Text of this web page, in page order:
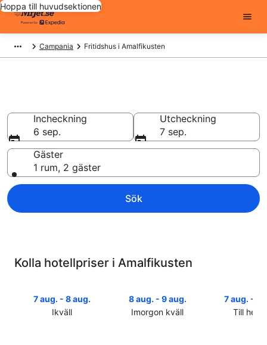
Hoppa till huvudsektionen
Campania Fritidshus i Amalfikusten
Incheckning
6 sep.
Utcheckning
7 sep.
Gäster
1 rum, 2 gäster
Sök
Kolla hotellpriser i Amalfikusten
7 aug. - 8 aug.
Ikväll
8 aug. - 9 aug.
Imorgon kväll
7 aug. - 9
Till